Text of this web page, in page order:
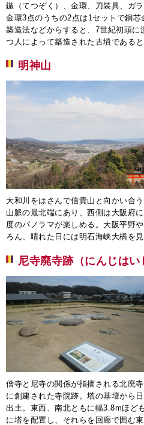
鏃（てつぞく）、金環、刀装具、ガ
金環3点のうちの2点は1セットで銅
築造法などからすると、7世紀初頭に
つ人によって築造された古墳であると
明神山
大和川をはさんで信貴山と向かい合
山脈の最北端にあり、西側は大阪府
度のパノラマが楽しめる。大阪平野
ろん、晴れた日には明石海峡大橋を見
尼寺廃寺跡（にんじはい
僧寺と尼寺の関係が指摘される北廃
に創建された寺院跡。塔の基壇から
出土。東西、南北ともに幅3.8mほど
に塔を配置し、それらを回廊で囲む